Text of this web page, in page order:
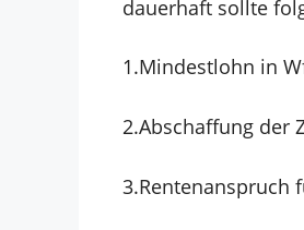
dauerhaft sollte
1.Mindestlohn in
2.Abschaffung der
3.Rentenanspruch